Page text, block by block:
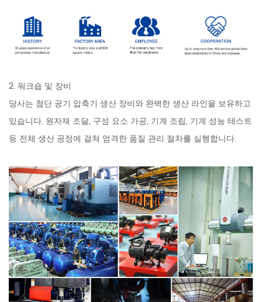
2. 워크숍 및 장비
당사는 첨단 공기 압축기 생산 장비와 완벽한 생산 라인을 보유하고
있습니다. 원자재 조달, 구성 요소 가공, 기계 조립, 기계 성능 테스트
등 전체 생산 공정에 걸쳐 엄격한 품질 관리 절차를 실행합니다.